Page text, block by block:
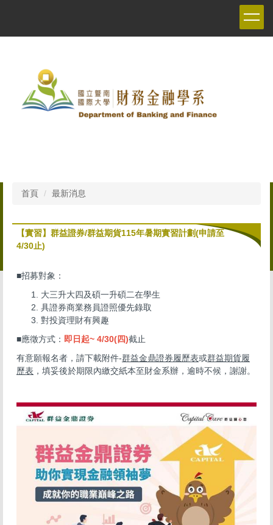
首頁 最新消息
【實習】群益證券/群益期貨115年暑期實習計劃(申請至
4/30止)
■招募對象：
大三升大四及碩一升碩二在學生
具證券商業務員證照優先錄取
對投資理財有興趣
■應徵方式： 即日起~ 4/30(四)截止
有意願報名者，請下載附件-群益金鼎證券履歷表或群益期貨履
歷表 ，填妥後於期限內繳交紙本至財金系辦，逾時不候，謝謝。